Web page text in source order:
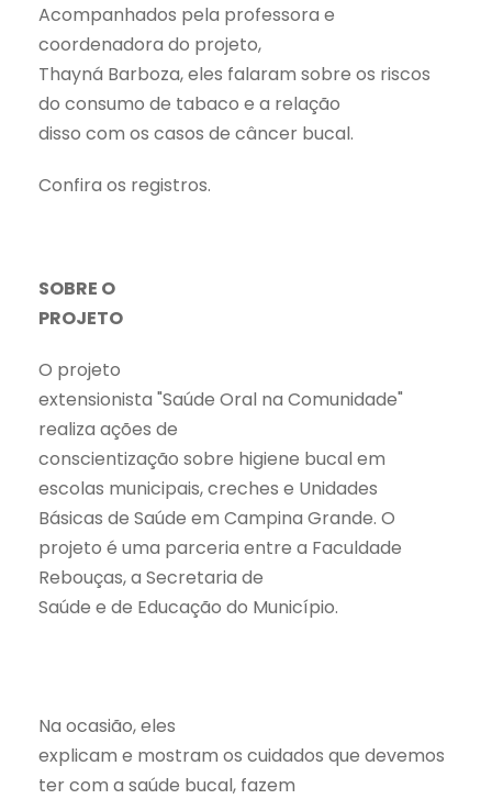
Acompanhados pela professora e
coordenadora do projeto,
Thayná Barboza, eles falaram sobre os riscos
do consumo de tabaco e a relação
disso com os casos de câncer bucal.
Confira os registros.
SOBRE O
PROJETO
O projeto
extensionista "Saúde Oral na Comunidade"
realiza ações de
conscientização sobre higiene bucal em
escolas municipais, creches e Unidades
Básicas de Saúde em Campina Grande. O
projeto é uma parceria entre a Faculdade
Rebouças, a Secretaria de
Saúde e de Educação do Município.
Na ocasião, eles
explicam e mostram os cuidados que devemos
ter com a saúde bucal, fazem